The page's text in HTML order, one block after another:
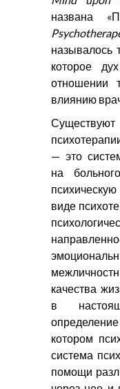
названа
называлось
которое
отношении
влиянию
— это
на
виде
качества
в
котором
система
помощи